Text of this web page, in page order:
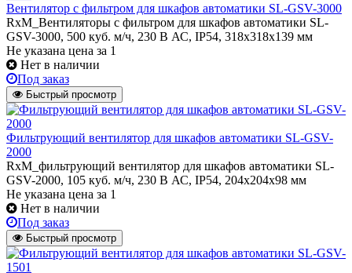
Вентилятор с фильтром для шкафов автоматики SL-GSV-3000
RxM_Вентиляторы с фильтром для шкафов автоматики SL-
GSV-3000, 500 куб. м/ч, 230 В АС, IP54, 318x318x139 мм
Не указана цена за 1
Нет в наличии
Под заказ
Быстрый просмотр
Фильтрующий вентилятор для шкафов автоматики SL-GSV-
2000
RxM_фильтрующий вентилятор для шкафов автоматики SL-
GSV-2000, 105 куб. м/ч, 230 В АС, IP54, 204x204x98 мм
Не указана цена за 1
Нет в наличии
Под заказ
Быстрый просмотр